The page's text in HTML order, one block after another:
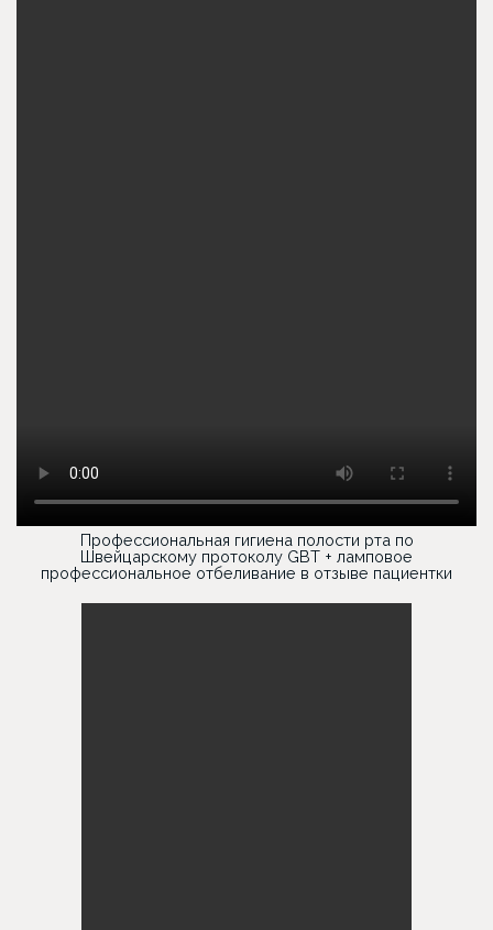
Профессиональная гигиена полости рта по
Швейцарскому протоколу GBT + ламповое
профессиональное отбеливание в отзыве пациентки